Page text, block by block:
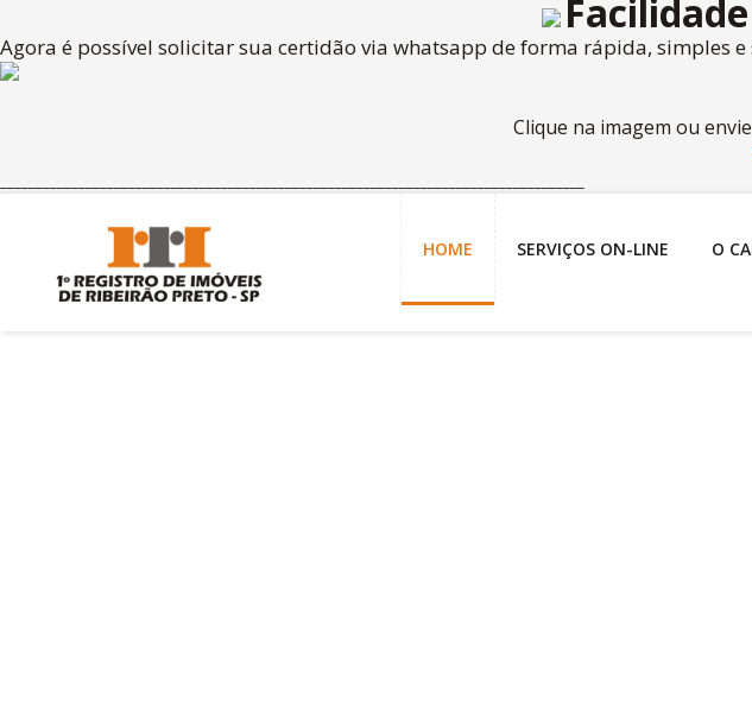
Agora é possível solicitar sua certidão via whatsapp de forma rápida, simples e
Clique na imagem ou
HOME SERVIÇOS ON-LINE O